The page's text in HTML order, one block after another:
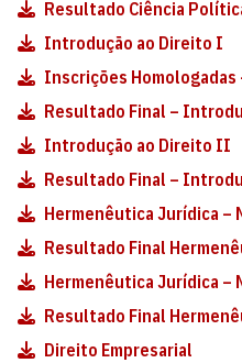
Resultado Ciência
Introdução ao Direito I
Inscrições
Resultado Final –
Introdução ao Direito II
Resultado Final –
Hermenêutica Jurídica –
Resultado Final
Hermenêutica Jurídica –
Resultado Final
Direito Empresarial